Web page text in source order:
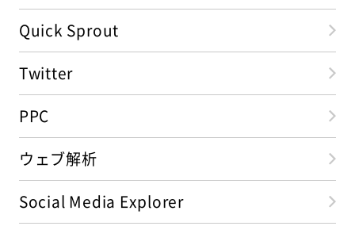
Quick Sprout
Twitter
PPC
ウェブ解析
Social Media Explorer